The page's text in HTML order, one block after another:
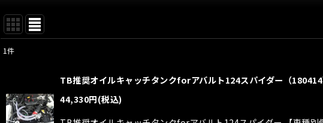
並び順:
1件
TB推奨オイルキャッチタンクforアバルト124スパイダー（180414
44,330円(税込)